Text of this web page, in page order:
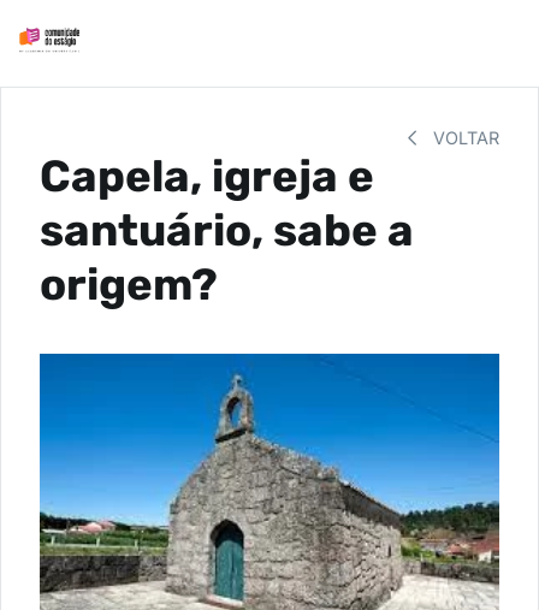
VOLTAR
Capela, igreja e
santuário, sabe a
origem?